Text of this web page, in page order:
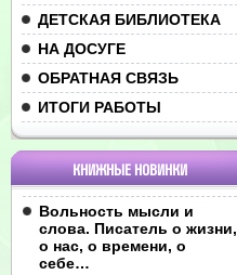
ДЕТСКАЯ БИБЛИОТЕКА
НА ДОСУГЕ
ОБРАТНАЯ СВЯЗЬ
ИТОГИ РАБОТЫ
КНИЖНЫЕ НОВИНКИ
Вольность мысли и
слова. Писатель о жизни,
о нас, о времени, о
себе…